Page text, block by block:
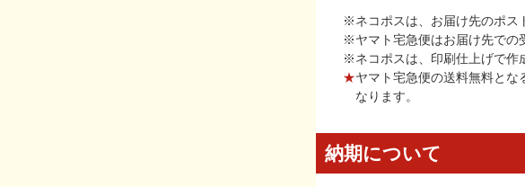
※ネコポスは、お届け先のポス
※ヤマト宅急便はお届け先での
※ネコポスは、印刷仕上げで作
★ヤマト宅急便の送料無料と
なります。
納期について